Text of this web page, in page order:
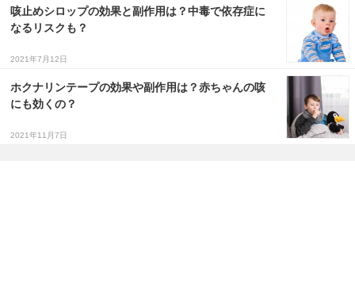
咳止めシロップの効果と副作用は？中毒で依存症に
なるリスクも？
2021年7月12日
ホクナリンテープの効果や副作用は？赤ちゃんの咳
にも効くの？
2021年11月7日